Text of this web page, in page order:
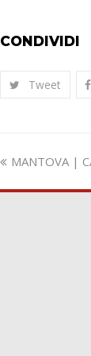
CONDIVIDI
Tweet
Slide
MANTOVA |